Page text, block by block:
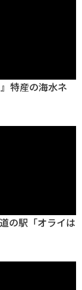
特産の海水ネ
の駅「オライは